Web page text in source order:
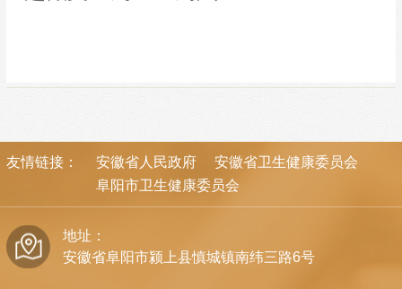
友情链接： 安徽省人民政府
安徽省卫生健康委员会
阜阳市卫生健康委员会
地址：
安徽省阜阳市颍上县慎城镇南纬三路6号